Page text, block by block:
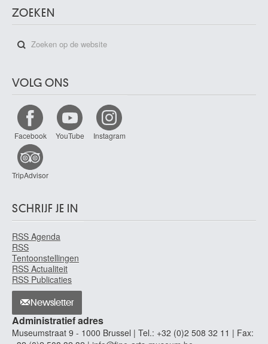
ZOEKEN
VOLG ONS
Facebook YouTube Instagram
TripAdvisor
SCHRIJF JE IN
RSS Agenda
RSS
Tentoonstellingen
RSS Actualiteit
RSS Publicaties
Newsletter
Administratief adres
Museumstraat 9 - 1000 Brussel | Tel.: +32 (0)2 508 32 11 | Fax: